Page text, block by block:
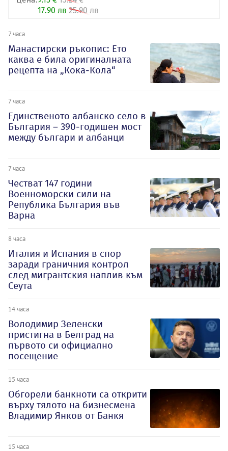
17.90 лв 25.90 лв
7 часа
Манастирски ръкопис: Ето
каква е била оригиналната
рецепта на „Кока-Кола“
7 часа
Единственото албанско село в
България – 390-годишен мост
между българи и албанци
7 часа
Честват 147 години
Военноморски сили на
Република България във
Варна
8 часа
Италия и Испания в спор
заради граничния контрол
след мигрантския наплив към
Сеута
14 часа
Володимир Зеленски
пристигна в Белград на
първото си официално
посещение
15 часа
Обгорели банкноти са открити
върху тялото на бизнесмена
Владимир Янков от Банкя
15 часа